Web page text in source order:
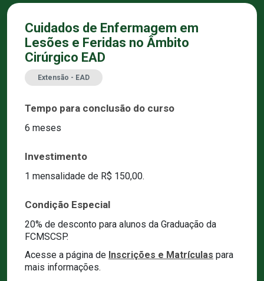
Cuidados de Enfermagem em
Lesões e Feridas no Âmbito
Cirúrgico EAD
Extensão - EAD
Tempo para conclusão do curso
6 meses
Investimento
1 mensalidade de R$ 150,00.
Condição Especial
20% de desconto para alunos da Graduação da
FCMSCSP.
Acesse a página de Inscrições e Matrículas para
mais informações.